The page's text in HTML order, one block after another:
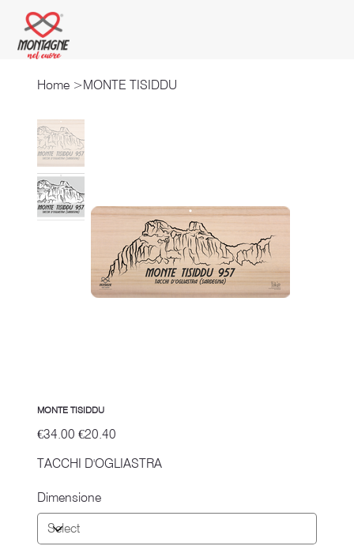
Home >MONTE TISIDDU
MONTE TISIDDU
Original
price
€34.00
Sale
price
€20.40
TACCHI D'OGLIASTRA
Dimensione